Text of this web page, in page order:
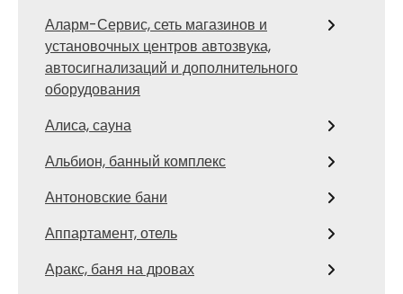
Аларм-Сервис, сеть магазинов и
установочных центров автозвука,
автосигнализаций и дополнительного
оборудования
Алиса, сауна
Альбион, банный комплекс
Антоновские бани
Аппартамент, отель
Аракс, баня на дровах